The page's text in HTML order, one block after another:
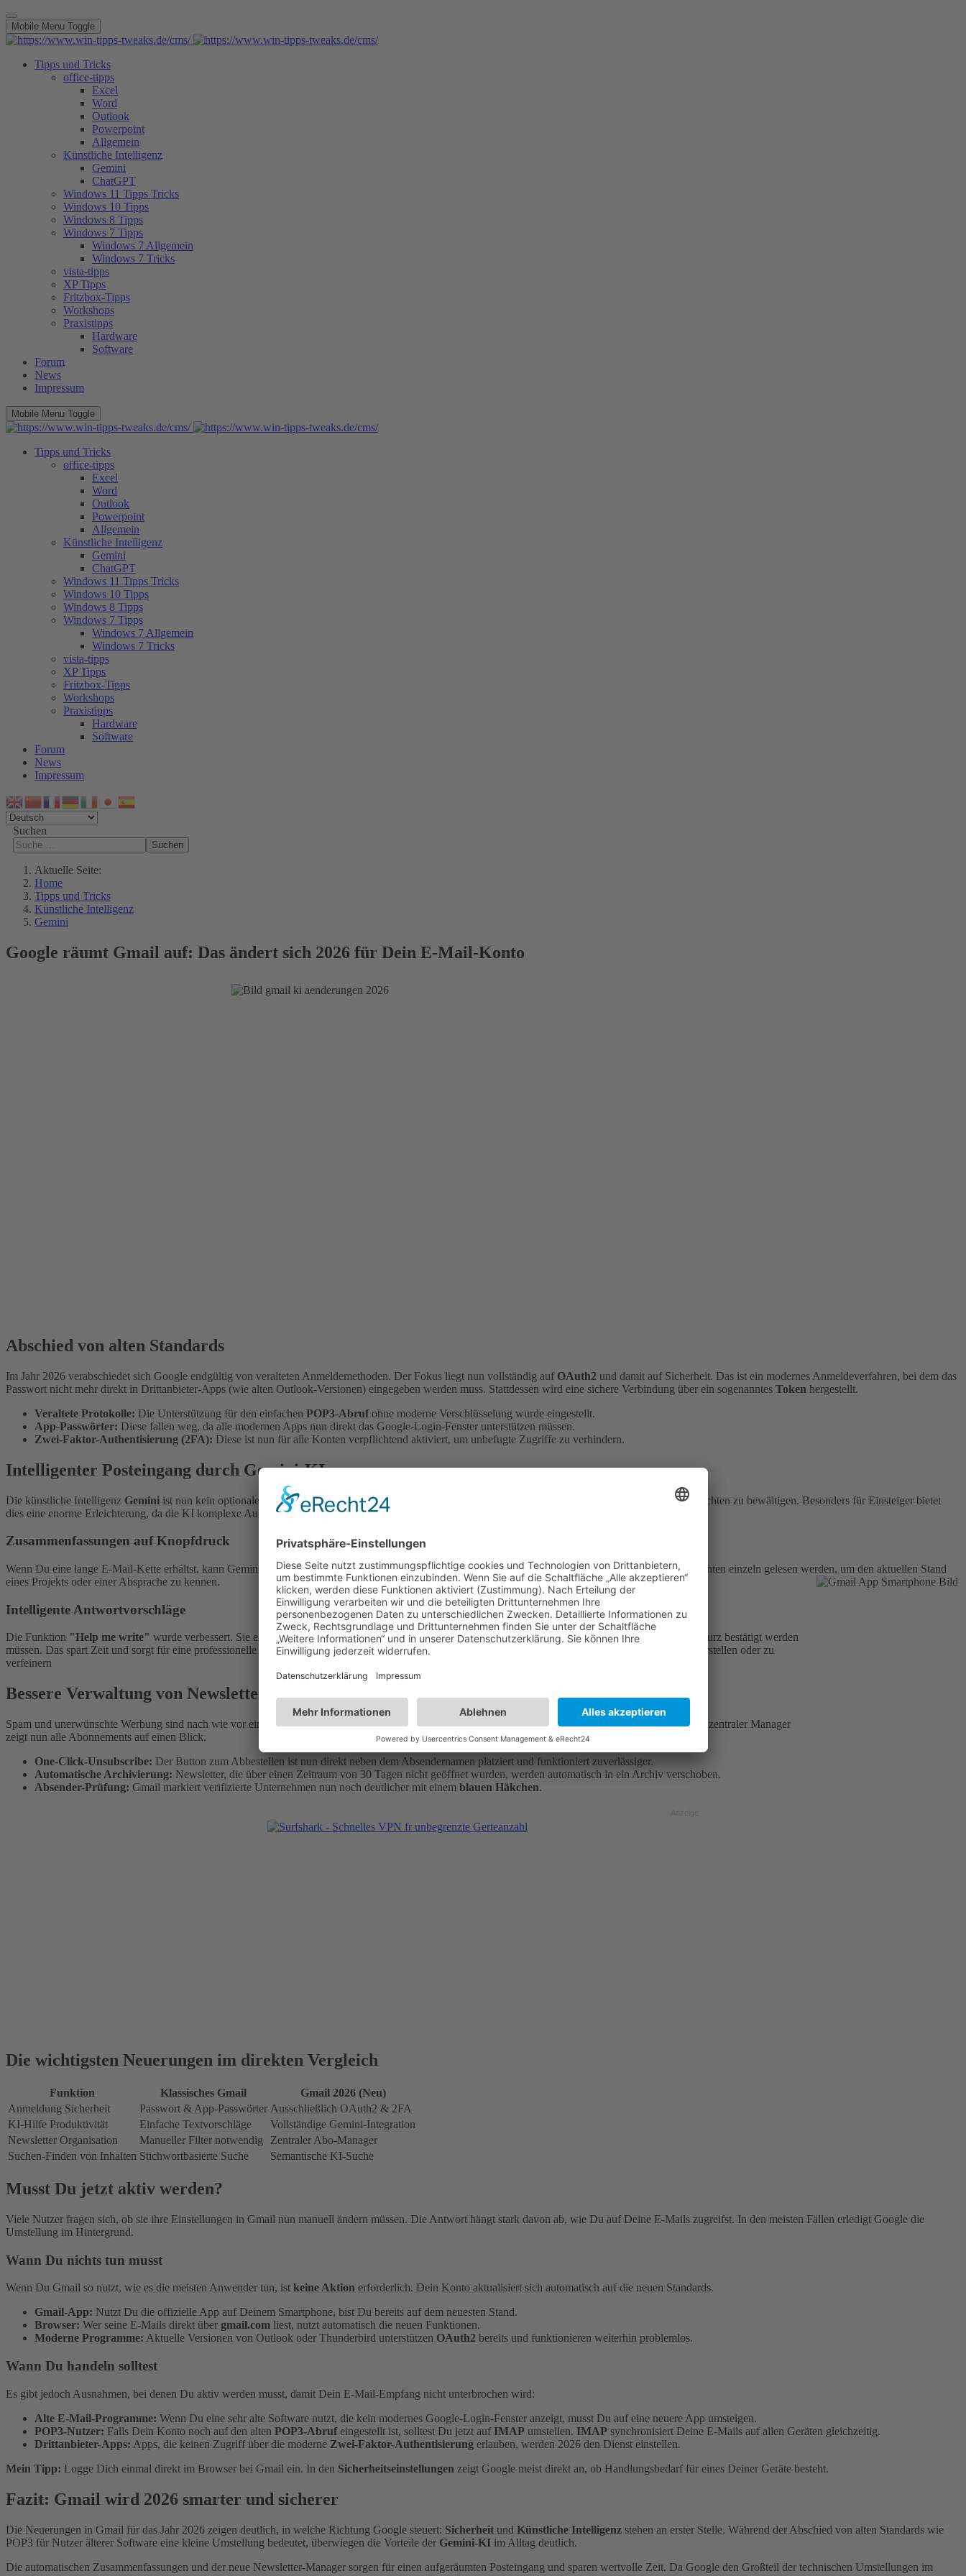
Mobile Menu Toggle
Tipps und Tricks
office-tipps
Excel
Word
Outlook
Powerpoint
Allgemein
Künstliche Intelligenz
Gemini
ChatGPT
Windows 11 Tipps Tricks
Windows 10 Tipps
Windows 8 Tipps
Windows 7 Tipps
Windows 7 Allgemein
Windows 7 Tricks
vista-tipps
XP Tipps
Fritzbox-Tipps
Workshops
Praxistipps
Hardware
Software
Forum
News
Impressum
Mobile Menu Toggle
Tipps und Tricks
office-tipps
Excel
Word
Outlook
Powerpoint
Allgemein
Künstliche Intelligenz
Gemini
ChatGPT
Windows 11 Tipps Tricks
Windows 10 Tipps
Windows 8 Tipps
Windows 7 Tipps
Windows 7 Allgemein
Windows 7 Tricks
vista-tipps
XP Tipps
Fritzbox-Tipps
Workshops
Praxistipps
Hardware
Software
Forum
News
Impressum
Suchen
Suchen
Aktuelle Seite:
Home
Tipps und Tricks
Künstliche Intelligenz
Gemini
Google räumt Gmail auf: Das ändert sich 2026 für Dein E-Mail-Konto
Abschied von alten Standards
Im Jahr 2026 verabschiedet sich Google endgültig von veralteten Anmeldemethoden. Der Fokus liegt nun vollständig auf OAuth2 und damit auf Sicherheit. Das ist ein modernes Anmeldeverfahren, bei dem das
Passwort nicht mehr direkt in Drittanbieter-Apps (wie alten Outlook-Versionen) eingegeben werden muss. Stattdessen wird eine sichere Verbindung über ein sogenanntes Token hergestellt.
Veraltete Protokolle: Die Unterstützung für den einfachen POP3-Abrufohne moderne Verschlüsselung wurde eingestellt.
App-Passwörter: Diese fallen weg, da alle modernen Apps nun direkt das Google-Login-Fenster unterstützen müssen.
Zwei-Faktor-Authentisierung (2FA): Diese ist nun für alle Konten verpflichtend aktiviert, um unbefugte Zugriffe zu verhindern.
Intelligenter Posteingang durch Gemini-KI
Die künstliche Intelligenz Gemini ist nun kein optionales Extra mehr, sondern ein fester Bestandteil von Gmail. Sie hilft dabei, die Flut an täglichen Nachrichten zu bewältigen. Besonders für Einsteiger bietet
dies eine enorme Erleichterung, da die KI komplexe Aufgaben übernimmt.
Zusammenfassungen auf Knopfdruck
Wenn Du eine lange E-Mail-Kette erhältst, kann Gemini eineZusammenfassungder wichtigsten Punkte erstellen. Es müssen also nicht mehr alle Nachrichten einzeln gelesen werden, um den aktuellen Stand
eines Projekts oder einer Absprache zu kennen.
Intelligente Antwortvorschläge
Die Funktion "Help me write" wurde verbessert. Sie erkennt nun den Tonfall bisherigen Nachrichten und schlägt passende Antworten vor, die nur noch kurz bestätigt werden
müssen. Das spart Zeit und sorgt für eine professionelle Kommunikation. Kurz gesagt, es ist ein KI-gestützter Schreibassistent der Nutzern hilft, Texte zu erstellen oder zu
verfeinern
Bessere Verwaltung von Newslettern
Spam und unerwünschte Werbung sind nach wie vor ein großes Thema. Google hat daher die Verwaltung vonNewsletternradikal vereinfacht. Ein neuer, zentraler Manager
zeigt nun alle Abonnements auf einen Blick.
One-Click-Unsubscribe: Der Button zum Abbestellen ist nun direkt neben dem Absendernamen platziert und funktioniert zuverlässiger.
Automatische Archivierung: Newsletter, die über einen Zeitraum von 30 Tagen nicht geöffnet wurden, werden automatisch in ein Archiv verschoben.
Absender-Prüfung: Gmail markiert verifizierte Unternehmen nun noch deutlicher mit einem blauen Häkchen.
Die wichtigsten Neuerungen im direkten Vergleich
Funktion Klassisches Gmail
Gmail 2026 (Neu)
Anmeldung Sicherheit Passwort & App-Passwörter Ausschließlich OAuth2 & 2FA
KI-Hilfe Produktivität Einfache Textvorschläge
Vollständige Gemini-Integration
Newsletter Organisation Manueller Filter notwendig
Zentraler Abo-Manager
Suchen-Finden von Inhalten Stichwortbasierte Suche Semantische KI-Suche
Musst Du jetzt aktiv werden?
Viele Nutzer fragen sich, ob sie ihre Einstellungen in Gmail nun manuell ändern müssen. Die Antwort hängt stark davon ab, wie Du auf Deine E-Mails zugreifst. In den meisten Fällen erledigt Google die
Umstellung im Hintergrund.
Wann Du nichts tun musst
Wenn Du Gmail so nutzt, wie es die meisten Anwender tun, ist keine Aktion erforderlich. Dein Konto aktualisiert sich automatisch auf die neuen Standards.
Gmail-App: Nutzt Du die offizielle App auf Deinem Smartphone, bist Du bereits auf dem neuesten Stand.
Browser: Wer seine E-Mails direkt über gmail.com liest, nutzt automatisch die neuen Funktionen.
Moderne Programme: Aktuelle Versionen von Outlook oder Thunderbird unterstützen OAuth2 bereits und funktionieren weiterhin problemlos.
Wann Du handeln solltest
Es gibt jedoch Ausnahmen, bei denen Du aktiv werden musst, damit Dein E-Mail-Empfang nicht unterbrochen wird:
Alte E-Mail-Programme: Wenn Du eine sehr alte Software nutzt, die kein modernes Google-Login-Fenster anzeigt, musst Du auf eine neuere App umsteigen.
POP3-Nutzer: Falls Dein Konto noch auf den alten POP3-Abrufeingestellt ist, solltest Du jetzt auf IMAP umstellen. IMAP synchronisiert Deine E-Mails auf allen Geräten gleichzeitig.
Drittanbieter-Apps: Apps, die keinen Zugriff über die moderne Zwei-Faktor-Authentisierung erlauben, werden 2026 den Dienst einstellen.
Mein Tipp: Logge Dich einmal direkt im Browser bei Gmail ein. In den Sicherheitseinstellungen zeigt Google meist direkt an, ob Handlungsbedarf für eines Deiner Geräte besteht.
Fazit: Gmail wird 2026 smarter und sicherer
Die Neuerungen in Gmail für das Jahr 2026 zeigen deutlich, in welche Richtung Google steuert: Sicherheit und Künstliche Intelligenz stehen an erster Stelle. Während der Abschied von alten Standards wie
POP3 für Nutzer älterer Software eine kleine Umstellung bedeutet, überwiegen die Vorteile der Gemini-KI im Alltag deutlich.
Die automatischen Zusammenfassungen und der neue Newsletter-Manager sorgen für einen aufgeräumten Posteingang und sparen wertvolle Zeit. Da Google den Großteil der technischen Umstellungen im